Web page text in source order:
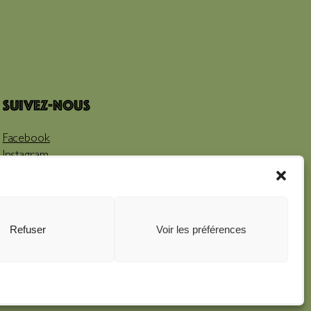
Refuser Voir les préférences
Suivez-nous
Facebook
Instagram